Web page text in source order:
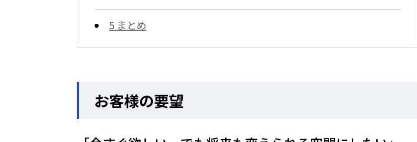
5 まとめ
お客様の要望